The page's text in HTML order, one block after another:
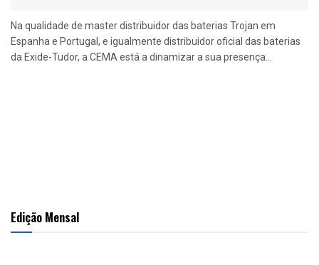
Na qualidade de master distribuidor das baterias Trojan em
Espanha e Portugal, e igualmente distribuidor oficial das baterias
da Exide-Tudor, a CEMA está a dinamizar a sua presença...
Edição Mensal